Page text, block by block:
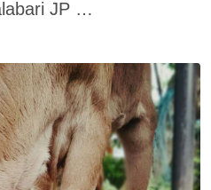
Muvattupuzha